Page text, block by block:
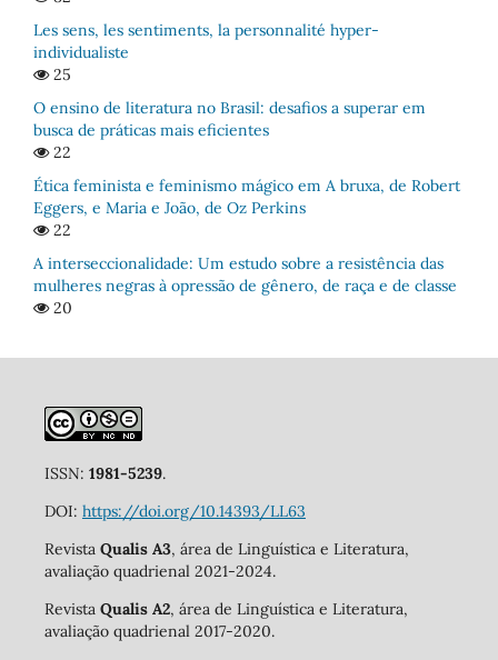
Les sens, les sentiments, la personnalité hyper-
individualiste
25
O ensino de literatura no Brasil: desafios a superar em
busca de práticas mais eficientes
22
Ética feminista e feminismo mágico em A bruxa, de Robert
Eggers, e Maria e João, de Oz Perkins
22
A interseccionalidade: Um estudo sobre a resistência das
mulheres negras à opressão de gênero, de raça e de classe
20
ISSN: 1981-5239.
DOI: https://doi.org/10.14393/LL63
Revista Qualis A3, área de Linguística e Literatura,
avaliação quadrienal 2021-2024.
Revista Qualis A2, área de Linguística e Literatura,
avaliação quadrienal 2017-2020.